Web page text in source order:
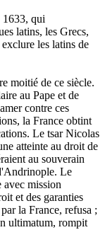
1633, qui
latins, les Grecs,
les latins de
moitié de ce siècle.
au Pape et de
contre ces
la France obtint
Le tsar Nicolas
atteinte au droit de
au souverain
Le
mission
et des garanties
la France, refusa ;
ultimatum, rompit